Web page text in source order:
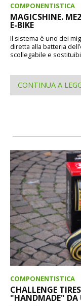
COMPONENTISTICA
MAGICSHINE.
E-BIKE
Il sistema è uno dei
diretta alla batteria
scollegabile e
CONTINUA A
COMPONENTISTICA
CHALLENGE
"HANDMADE" DA